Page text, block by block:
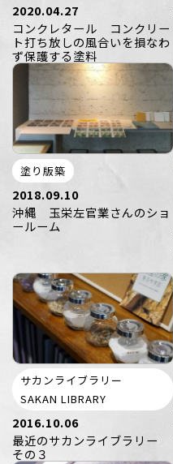
2020.04.27
コンクレタール コンクリー
ト打ち放しの風合いを損なわ
ず保護する塗料
塗り版築
2018.09.10
沖縄 玉栄左官業さんのショ
ールーム
サカンライブラリー
SAKAN LIBRARY
2016.10.06
最近のサカンライブラリー
その３